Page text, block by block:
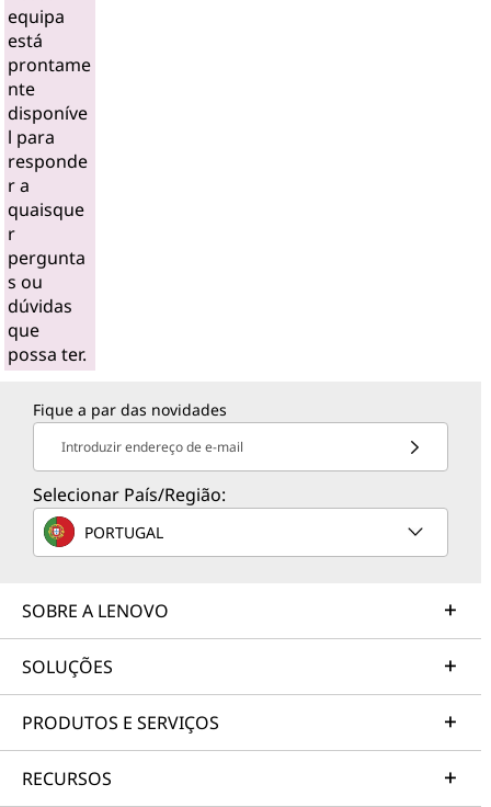
equipa
está
prontame
nte
disponíve
l para
responde
r a
quaisque
r
pergunta
s ou
dúvidas
que
possa ter.
Fique a par das novidades
Introduzir endereço de e-mail
Selecionar País/Região:
PORTUGAL
SOBRE A LENOVO
SOLUÇÕES
PRODUTOS E SERVIÇOS
RECURSOS